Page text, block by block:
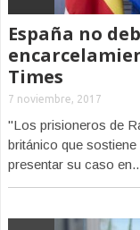
España no
Times
7 noviembre, 2017
"Los prisioneros de
británico que
presentar su caso